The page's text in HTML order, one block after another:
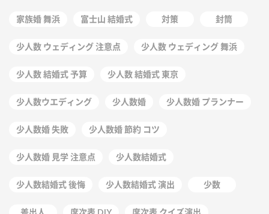
家族婚 舞浜 富士山 結婚式 対策 封筒
少人数 ウェディング 注意点 少人数 ウェディング 舞浜
少人数 結婚式 予算 少人数 結婚式 東京
少人数ウエディング 少人数婚 少人数婚 プランナー
少人数婚 失敗 少人数婚 節約 コツ
少人数婚 見学 注意点 少人数結婚式
少人数結婚式 後悔 少人数結婚式 演出 少数